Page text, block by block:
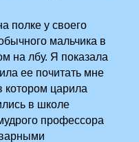
полке у своего
мальчика в
на лбу. Я показала
ее почитать мне
котором царила
в школе
профессора